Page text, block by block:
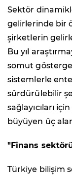
Sektör
gelirlerinde bir
şirketlerin
Bu yıl
somut
sistemlerle
sürdürülebilir
sağlayıcıları
büyüyen üç
"Finans
Türkiye bilişim